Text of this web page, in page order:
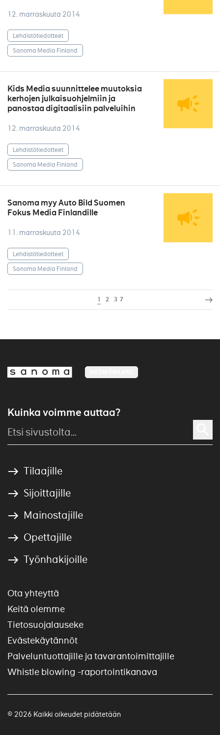
12. marraskuuta 2014
Lehdistötiedotteet
Sanoma Media Finland
Kids Media suunnittelee muutoksia
kerhojen julkaisuohjelmiin ja
panostaa digitaalisiin palveluihin
12. marraskuuta 2014
Lehdistötiedotteet
Sanoma Media Finland
Sanoma myy Auto Bild Suomen
Fokus Media Finlandille
11. marraskuuta 2014
Lehdistötiedotteet
Sanoma Media Finland
1 2 3 7
Kuinka voimme auttaa?
Tilaajille
Sijoittajille
Mainostajille
Opettajille
Työnhakijoille
Ota yhteyttä
Keitä olemme
Tietosuojalauseke
Evästekäytännöt
Palveluntuottajille ja tavarantoimittajille
Whistle blowing -raportointikanava
© 2026 Kaikki oikeudet pidätetään